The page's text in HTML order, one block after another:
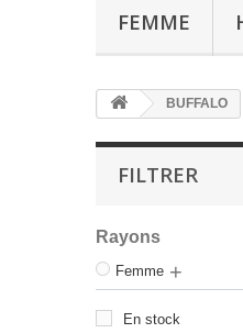
FEMME
BUFFALO
FILTRER
Rayons
Femme
En stock